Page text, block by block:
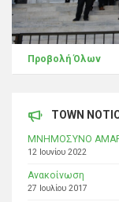
Προβολή Όλων
TOWN
ΜΝΗΜΟΣΥΝΟ
12 Ιουνίου 2022
Ανακοίνωση
27 Ιουλίου 2017